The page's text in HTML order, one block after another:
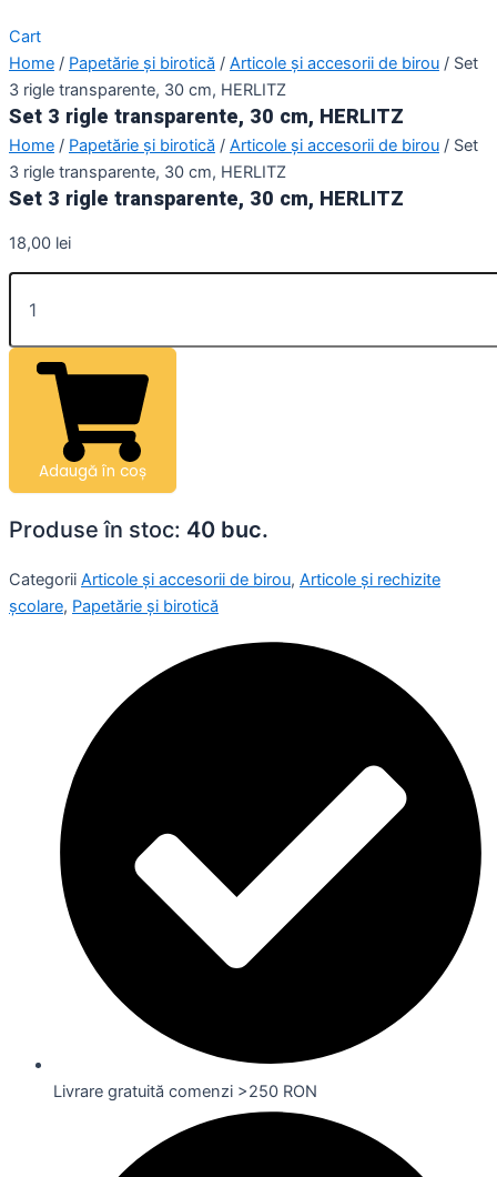
Cart
Home / Papetărie și birotică / Articole și accesorii de birou / Set
3 rigle transparente, 30 cm, HERLITZ
Set 3 rigle transparente, 30 cm, HERLITZ
Home / Papetărie și birotică / Articole și accesorii de birou / Set
3 rigle transparente, 30 cm, HERLITZ
Set 3 rigle transparente, 30 cm, HERLITZ
18,00 lei
Adaugă în coș
Produse în stoc: 40 buc.
Categorii Articole și accesorii de birou, Articole și rechizite
școlare, Papetărie și birotică
Livrare gratuită comenzi >250 RON